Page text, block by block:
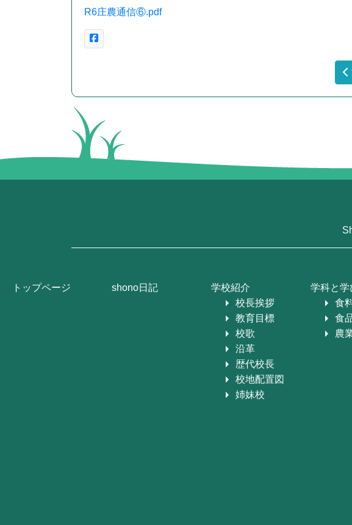
R6庄農通信⑥.pdf
トップページ shono日記
学校紹介
校長挨拶
教育目標
校歌
沿革
歴代校長
校地配置図
姉妹校
学科と学
食
食
農